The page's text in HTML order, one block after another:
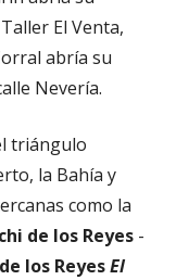
El Venta,
abría su
Nevería.
triángulo
la Bahía y
como la
de los Reyes -
los ReyesEl